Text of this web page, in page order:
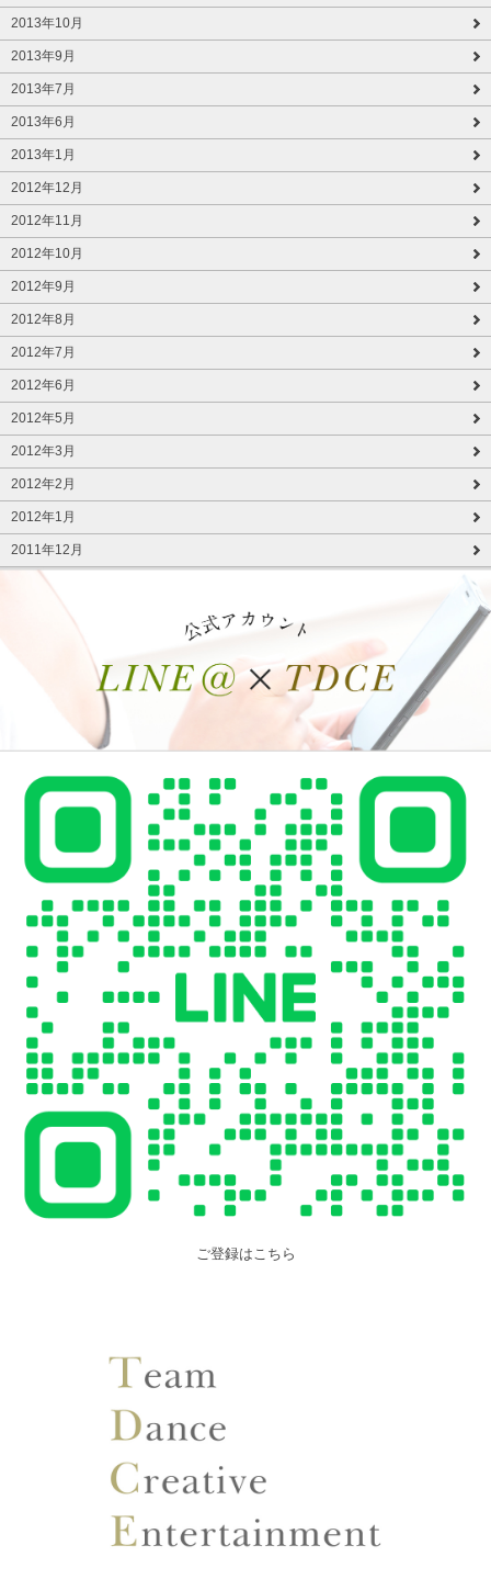
2013年10月
2013年9月
2013年7月
2013年6月
2013年1月
2012年12月
2012年11月
2012年10月
2012年9月
2012年8月
2012年7月
2012年6月
2012年5月
2012年3月
2012年2月
2012年1月
2011年12月
ご登録はこちら